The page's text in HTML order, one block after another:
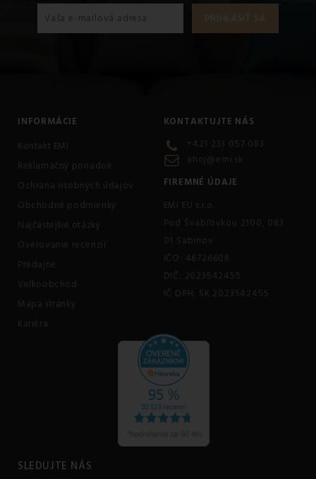
INFORMÁCIE
Kontakt EMI
Reklamačný poriadok
Ochrana osobných údajov
Obchodné podmienky
Najčastejšie otázky
Overovanie recenzií
Predajne
Veľkoobchod
Mapa stránky
Kariéra
KONTAKTUJTE NÁS
+421 233 057 083
ahoj@emi.sk
FIREMNÉ ÚDAJE
EMI EU s.r.o.
Pod Švabľovkou 2100, 083
01 Sabinov
IČO: 46726608
DIČ: 2023542455
IČ DPH: SK 2023542455
SLEDUJTE NÁS